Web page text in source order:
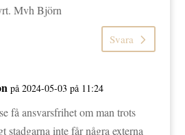
Mvh Björn
Svara
på 2024-05-03 på 11:24
få ansvarsfrihet om man trots
stadgarna inte får några externa